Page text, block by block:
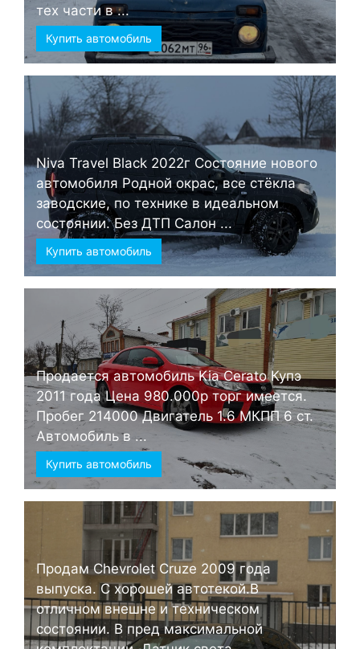
тех части в ...
Купить автомобиль
Niva Travel Black 2022г Состояние нового
автомобиля Родной окрас, все стёкла
заводские, по технике в идеальном
состоянии. Без ДТП Салон ...
Купить автомобиль
Продается автомобиль Kia Cerato Купэ
2011 года Цена 980.000р торг имеется.
Пробег 214000 Двигатель 1.6 МКПП 6 ст.
Автомобиль в ...
Купить автомобиль
Продам Chevrolet Cruze 2009 года
выпуска. С хорошей автотекой.В
отличном внешне и техническом
состоянии. В пред максимальной